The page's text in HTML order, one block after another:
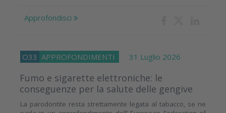
Approfondisci
O33 APPROFONDIMENTI 31 Luglio 2026
Fumo e sigarette elettroniche: le
conseguenze per la salute delle gengive
La parodontite resta strettamente legata al tabacco, se ne